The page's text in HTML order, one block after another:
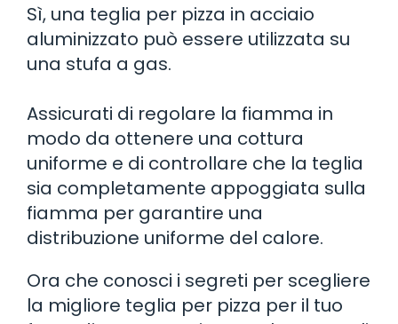
Sì, una teglia per pizza in acciaio
aluminizzato può essere utilizzata su
una stufa a gas.
Assicurati di regolare la fiamma in
modo da ottenere una cottura
uniforme e di controllare che la teglia
sia completamente appoggiata sulla
fiamma per garantire una
distribuzione uniforme del calore.
Ora che conosci i segreti per scegliere
la migliore teglia per pizza per il tuo